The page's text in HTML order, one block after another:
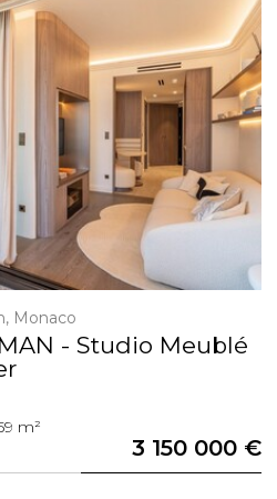
Monaco
- Studio Meublé
m²
3 150 000 €